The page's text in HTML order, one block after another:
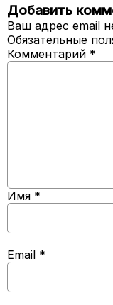
Добавить
Ваш адрес email
Обязательные
Комментарий *
Имя *
Email *